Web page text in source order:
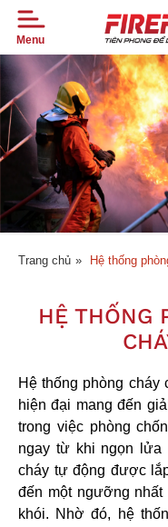
Menu
TRANG
CHỦ
GIỚI
THIỆU
PHẨM
TỨC
ĐẠI
LÝ
TUYỂN
LIÊN
HỆ
Trang chủ » Hệ thống
HỆ THỐNG
Hệ thống phòng
hiện đại mang đến
trong việc phòng
ngay từ khi ngọn lửa
cháy tự động được
đến một ngưỡng
khói. Nhờ đó, hệ